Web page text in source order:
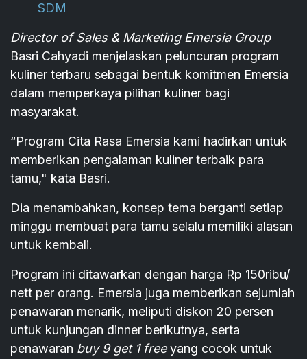
SDM
Director of Sales & Marketing Emersia Group
Basri Cahyadi menjelaskan peluncuran program
kuliner terbaru sebagai bentuk komitmen Emersia
dalam memperkaya pilihan kuliner bagi
masyarakat.
“Program Cita Rasa Emersia kami hadirkan untuk
memberikan pengalaman kuliner terbaik para
tamu," kata Basri.
Dia menambahkan, konsep tema berganti setiap
minggu membuat para tamu selalu memiliki alasan
untuk kembali.
Program ini ditawarkan dengan harga Rp 150ribu/
nett per orang. Emersia juga memberikan sejumlah
penawaran menarik, meliputi diskon 20 persen
untuk kunjungan dinner berikutnya, serta
penawaran buy 9 get 1 freeyang cocok untuk